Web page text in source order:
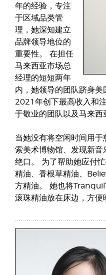
年的经验，专注
于区域品类管
理，她深知建立
品牌领导地位的
重要性。 在担任
马来西亚市场总
经理的短短两年
内，她领导的团队跻身
2021年创下最高收入和
于敬业的团队以及马来西
当她没有将空闲时间用
索美术博物馆、发现新
绝口。 为了帮助她应付
精油、香根草精油、
方精油。 她也将
滚珠精油放在床边，方便